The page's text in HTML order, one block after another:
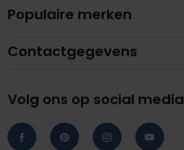
Contactgegevens
Volg ons op social media
Populaire merken